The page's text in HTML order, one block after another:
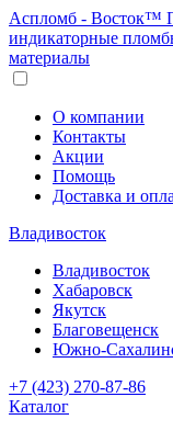
Аспломб - Восток™
индикаторные
материалы
О компании
Контакты
Акции
Помощь
Доставка и
Владивосток
Владивосток
Хабаровск
Якутск
Благовещенск
Южно-
+7 (423) 270-87-86
Каталог